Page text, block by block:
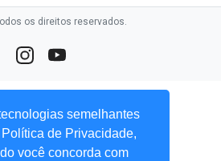
semelhantes
de Privacidade,
você concorda com
os direitos reservados.